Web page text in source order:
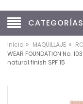
CATEGORÍAS
Inicio » MAQUILLAJE »
WEAR FOUNDATION
natural finish SPF 15